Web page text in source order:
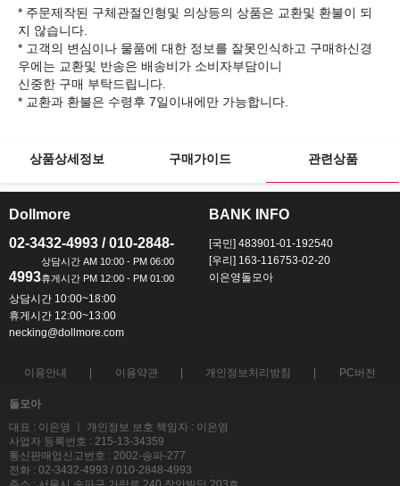
* 주문제작된 구체관절인형및 의상등의 상품은 교환및 환불이 되
지 않습니다.
* 고객의 변심이나 물품에 대한 정보를 잘못인식하고 구매하신경
우에는 교환및 반송은 배송비가 소비자부담이니
신중한 구매 부탁드립니다.
상품상세정보 구매가이드 관련상품
Dollmore
02-3432-4993 / 010-2848-
4993
상담시간 10:00~18:00
휴게시간 12:00~13:00
necking@dollmore.com
BANK INFO
[국민] 483901-01-192540
[우리] 163-116753-02-20
이은영돌모아
이용안내 이용약관 개인정보처리방침 PC버전
돌모아
대표 : 이은영 ㅣ 개인정보 보호 책임자 : 이은영
사업자 등록번호 : 215-13-34359
통신판매업신고번호 : 2002-송파-277
전화 : 02-3432-4993 / 010-2848-4993